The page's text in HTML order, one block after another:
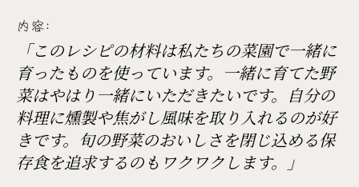
内容:
「このレシピの材料は私たちの菜園で一緒に
育ったものを使っています。一緒に育てた野
菜はやはり一緒にいただきたいです。自分の
料理に燻製や焦がし風味を取り入れるのが好
きです。旬の野菜のおいしさを閉じ込める保
存食を追求するのもワクワクします。」